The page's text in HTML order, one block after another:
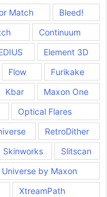
Match
Bleed!
Continuum
Element 3D
Flow
Furikake
Kbar
Maxon One
Optical Flares
RetroDither
Skinworks
Slitscan
Universe by Maxon
XtreamPath